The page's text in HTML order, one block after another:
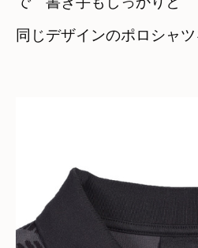
同じデザインのポロシャツ